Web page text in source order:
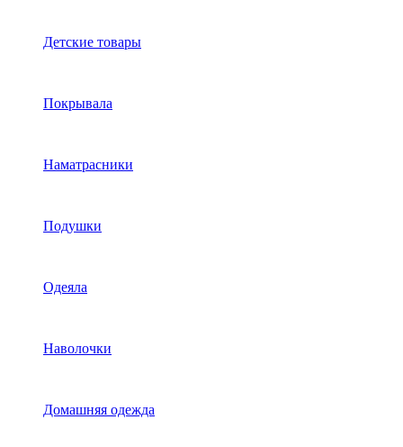
Детские товары
Покрывала
Наматрасники
Подушки
Одеяла
Наволочки
Домашняя одежда